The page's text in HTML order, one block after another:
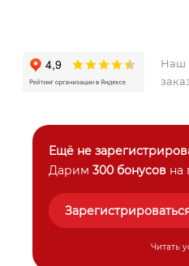
Наш
Ещё не
Дарим 300 бонусов на
Читать